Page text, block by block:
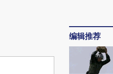
编辑推荐